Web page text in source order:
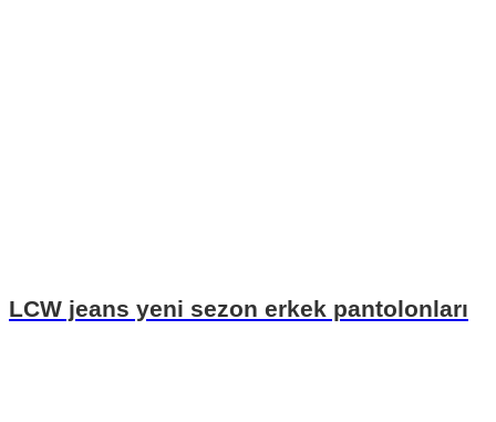
LCW jeans yeni sezon erkek pantolonları